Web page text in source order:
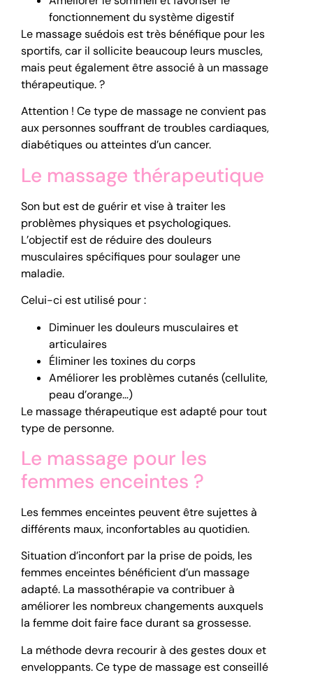
fonctionnement du système digestif
Le massage suédois est très bénéfique pour les
sportifs, car il sollicite beaucoup leurs muscles,
mais peut également être associé à un massage
thérapeutique. ?
Attention ! Ce type de massage ne convient pas
aux personnes souffrant de troubles cardiaques,
diabétiques ou atteintes d’un cancer.
Le massage thérapeutique
Son but est de guérir et vise à traiter les
problèmes physiques et psychologiques.
L’objectif est de réduire des douleurs
musculaires spécifiques pour soulager une
maladie.
Celui-ci est utilisé pour :
Diminuer les douleurs musculaires et
articulaires
Éliminer les toxines du corps
Améliorer les problèmes cutanés (cellulite,
peau d’orange…)
Le massage thérapeutique est adapté pour tout
type de personne.
Le massage pour les
femmes enceintes ?
Les femmes enceintes peuvent être sujettes à
différents maux, inconfortables au quotidien.
Situation d’inconfort par la prise de poids, les
femmes enceintes bénéficient d’un massage
adapté. La massothérapie va contribuer à
améliorer les nombreux changements auxquels
la femme doit faire face durant sa grossesse.
La méthode devra recourir à des gestes doux et
enveloppants. Ce type de massage est conseillé